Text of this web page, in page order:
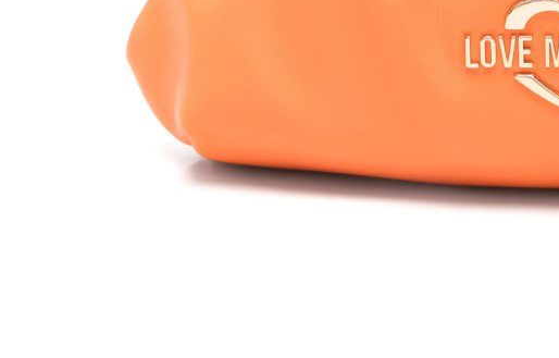
LOVE MOSCHINO
BOLSO 50A RED/RED
LOVE MOSCHINO
BOLSO 00A
BLACK/BLACK